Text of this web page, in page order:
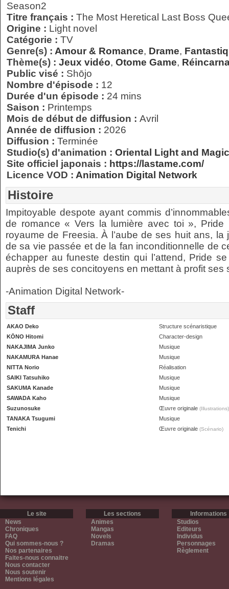
Season2
Titre français : The Most Heretical Last Boss
Origine : Light novel
Catégorie : TV
Genre(s) : Amour & Romance, Drame,
Thème(s) : Jeux vidéo, Otome Game,
Public visé : Shōjo
Nombre d'épisode : 12
Durée d'un épisode : 24 mins
Saison : Printemps
Mois de début de diffusion : Avril
Année de diffusion : 2026
Diffusion : Terminée
Studio(s) d'animation : Oriental Light and
Site officiel japonais : https://lastame.com/
Licence VOD : Animation Digital Network
Histoire
Impitoyable despote ayant commis
de romance « Vers la lumière avec toi »,
royaume de Freesia. À l’aube de ses huit ans,
de sa vie passée et de la fan inconditionnelle de
échapper au funeste destin qui l’attend, Pride
auprès de ses concitoyens en mettant à profit ses
-Animation Digital Network-
Staff
AKAO Deko
Structure scénaristique
KŌNO Hitomi
Character-design
NAKAJIMA Junko
Musique
NAKAMURA Hanae
Musique
NITTA Norio
Réalisation
SAIKI Tatsuhiko
Musique
SAKUMA Kanade
Musique
SAWADA Kaho
Musique
Suzunosuke
Œuvre originale (Illustrations)
TANAKA Tsugumi
Musique
Tenichi
Œuvre originale (Scénario)
Le site
News
Chroniques
FAQ
Qui sommes-nous ?
Nos partenaires
Faites-nous connaitre
Nous contacter
Nous soutenir
Mentions légales
Les sections
Animes
Mangas
Novels
Dramas
Informations
Studios
Editeurs
Individus
Personnages
Règlement